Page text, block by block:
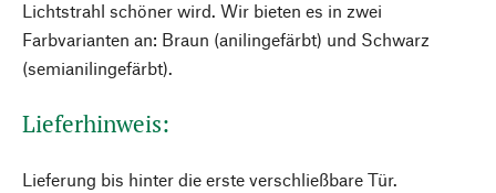
Lichtstrahl schöner wird. Wir bieten es in zwei
Farbvarianten an: Braun (anilingefärbt) und Schwarz
(semianilingefärbt).
Lieferhinweis:
Lieferung bis hinter die erste verschließbare Tür.